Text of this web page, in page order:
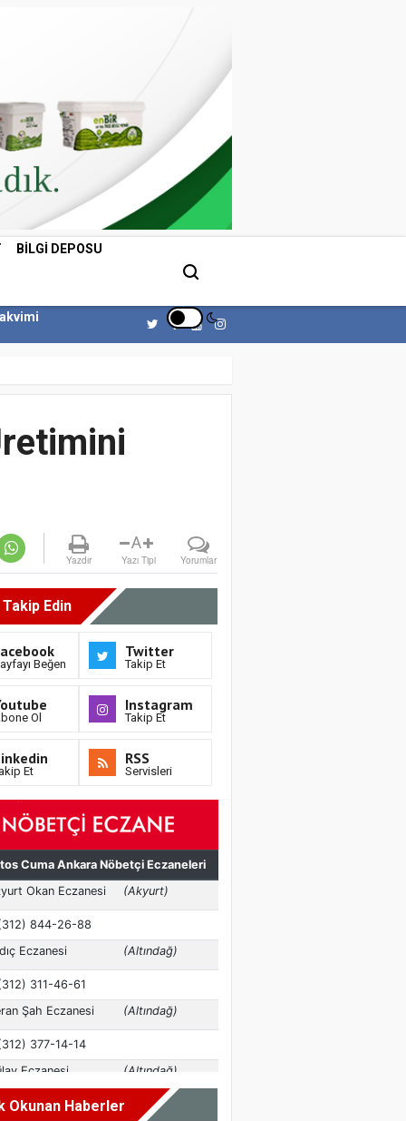
BILGI DEPOSU
Yazdır
A
Yazı Tipi Yorumlar
Edin
Beğen
Twitter
Takip Et
Ol
Instagram
Takip Et
Et
RSS
Servisleri
Okunan Haberler